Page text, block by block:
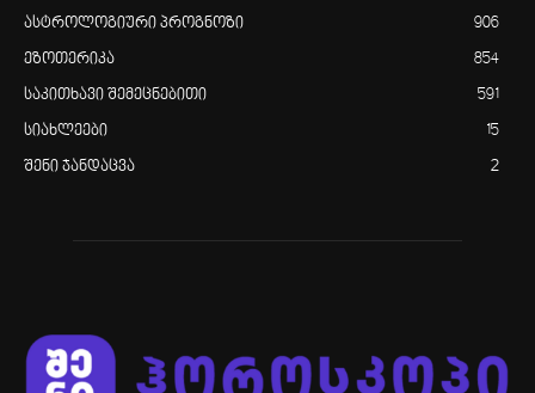
ასტროლოგიური პროგნოზი 906
ეზოთერიკა 854
საკითხავი შემეცნებითი 591
სიახლეები 15
შენი ჯანდაცვა 2